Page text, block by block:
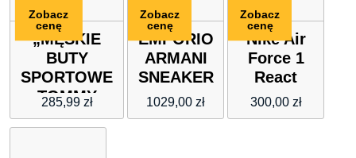
„MĘSKIE
BUTY
SPORTOWE
TOMMY
HILFIGER
NIEBIESKIE”
285,99 zł
Zobacz
cenę
EMPORIO
ARMANI
SNEAKER
1029,00 zł
Zobacz
cenę
Nike Air
Force 1
React
300,00 zł
Zobacz
cenę